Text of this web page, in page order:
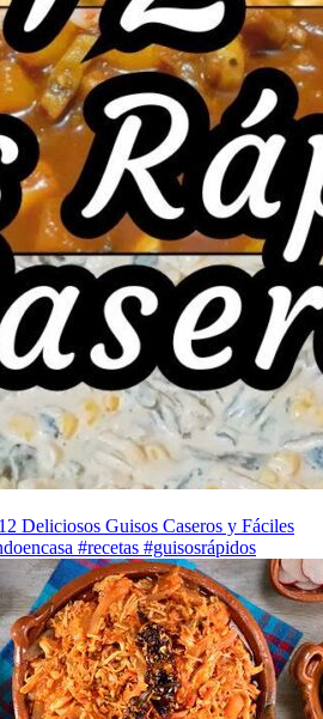
Deliciosos Guisos Caseros y Fáciles
#recetas #guisosrápidos